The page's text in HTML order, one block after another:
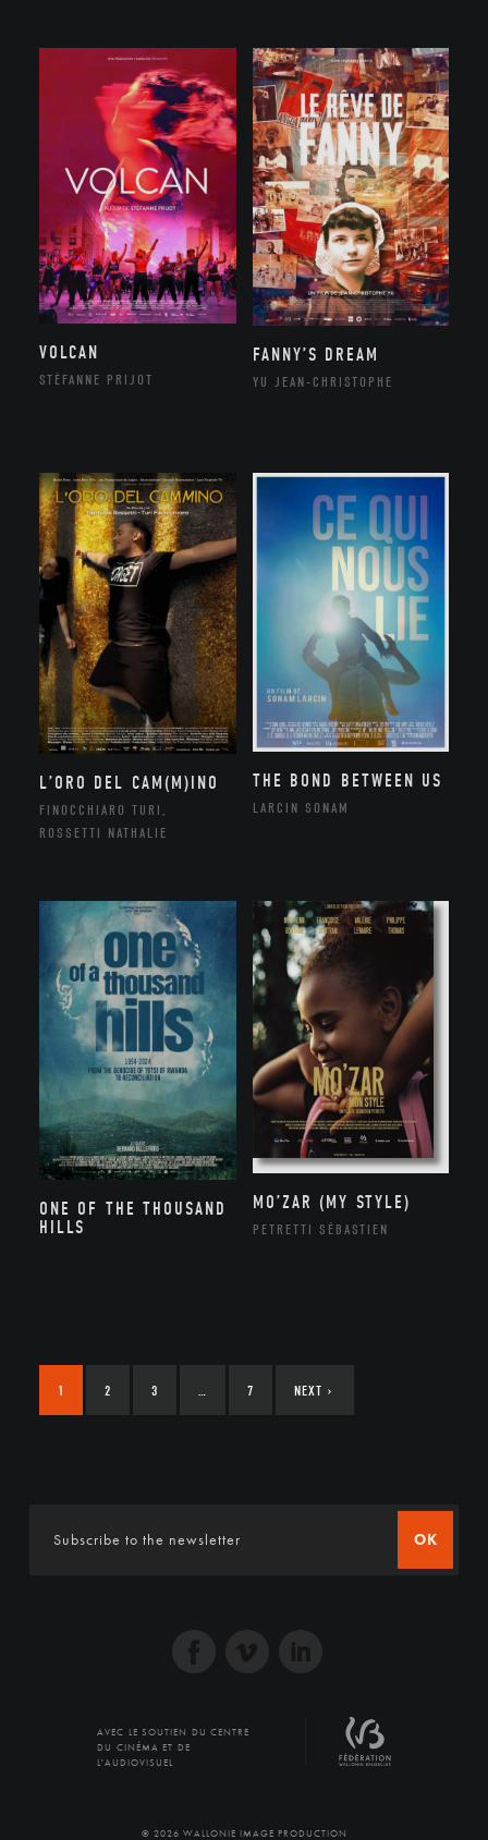
VOLCAN
STÉFANNE PRIJOT
FANNY’S DREAM
YU JEAN-CHRISTOPHE
L’ORO DEL CAM(M)INO
FINOCCHIARO TURI,
ROSSETTI NATHALIE
THE BOND BETWEEN US
LARCIN SONAM
ONE OF THE THOUSAND
HILLS
MO’ZAR (MY STYLE)
PETRETTI SÉBASTIEN
1 2 3 7 NEXT ›
OK
AVEC LE SOUTIEN DU CENTRE
DU CINÉMA ET DE
L'AUDIOVISUEL
© 2026 WALLONIE IMAGE PRODUCTION